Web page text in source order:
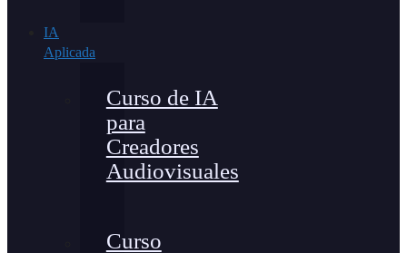
IA
Aplicada
Curso de IA
para
Creadores
Audiovisuales
Curso